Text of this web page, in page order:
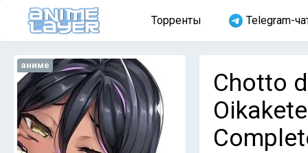
Торренты Telegram-
аниме
Chotto